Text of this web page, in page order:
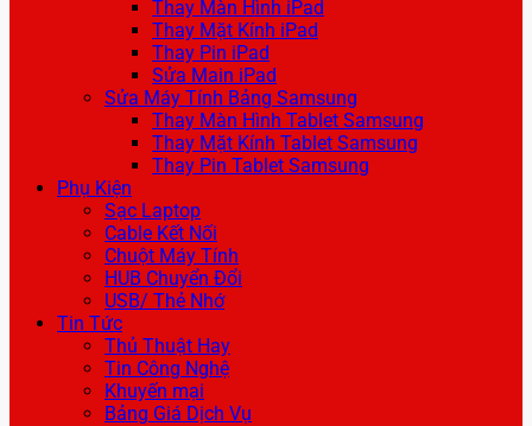
Thay Màn Hình iPad
Thay Mặt Kính iPad
Thay Pin iPad
Sửa Main iPad
Sửa Máy Tính Bảng Samsung
Thay Màn Hình Tablet Samsung
Thay Mặt Kính Tablet Samsung
Thay Pin Tablet Samsung
Phụ Kiện
Sạc Laptop
Cable Kết Nối
Chuột Máy Tính
HUB Chuyển Đổi
USB/ Thẻ Nhớ
Tin Tức
Thủ Thuật Hay
Tin Công Nghệ
Khuyến mại
Bảng Giá Dịch Vụ